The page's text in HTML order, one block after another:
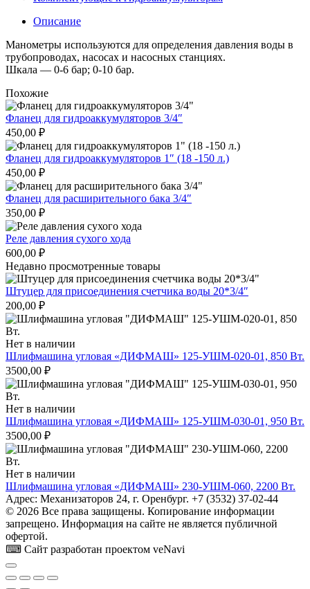
Описание
Манометры используются для определения давления воды в
трубопроводах, насосах и насосных станциях.
Шкала — 0-6 бар; 0-10 бар.
Похожие
Фланец для гидроаккумуляторов 3/4″
450,00 ₽
Фланец для гидроаккумуляторов 1″ (18 -150 л.)
450,00 ₽
Фланец для расширительного бака 3/4″
350,00 ₽
Реле давления сухого хода
600,00 ₽
Недавно просмотренные товары
Штуцер для присоединения счетчика воды 20*3/4″
200,00 ₽
Нет в наличии
Шлифмашина угловая «ДИФМАШ» 125-УШМ-020-01, 850 Вт.
3500,00 ₽
Нет в наличии
Шлифмашина угловая «ДИФМАШ» 125-УШМ-030-01, 950 Вт.
3500,00 ₽
Нет в наличии
Шлифмашина угловая «ДИФМАШ» 230-УШМ-060, 2200 Вт.
Адрес: Механизаторов 24, г. Оренбург. +7 (3532) 37-02-44
© 2026 Все права защищены. Копирование информации
запрещено. Информация на сайте не является публичной
офертой.
⌨ Сайт разработан проектом veNavi